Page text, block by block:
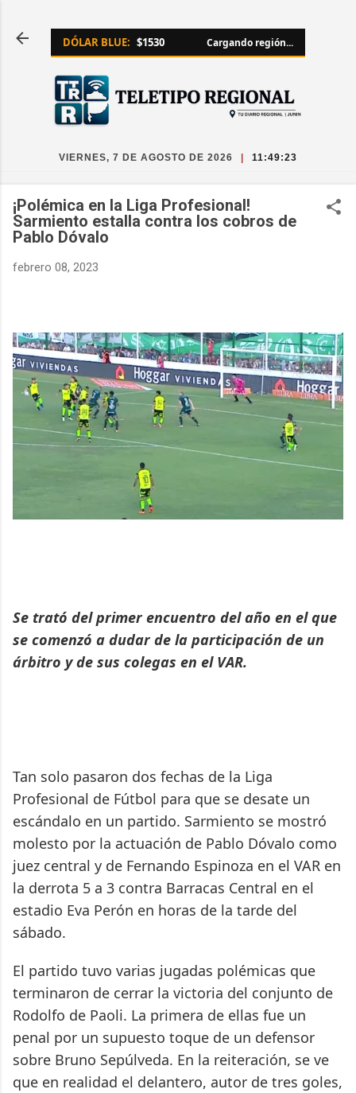
DÓLAR BLUE: $1530 Cargando región...
VIERNES, 7 DE AGOSTO DE 2026 11:49:23
¡Polémica en la Liga Profesional!
Sarmiento estalla contra los cobros de
Pablo Dóvalo
febrero 08, 2023
Se trató del primer encuentro del año en el que
se comenzó a dudar de la participación de un
árbitro y de sus colegas en el VAR.
Tan solo pasaron dos fechas de la Liga
Profesional de Fútbol para que se desate un
escándalo en un partido. Sarmiento se mostró
molesto por la actuación de Pablo Dóvalo como
juez central y de Fernando Espinoza en el VAR en
la derrota 5 a 3 contra Barracas Central en el
estadio Eva Perón en horas de la tarde del
sábado.
El partido tuvo varias jugadas polémicas que
terminaron de cerrar la victoria del conjunto de
Rodolfo de Paoli. La primera de ellas fue un
penal por un supuesto toque de un defensor
sobre Bruno Sepúlveda. En la reiteración, se ve
que en realidad el delantero, autor de tres goles,